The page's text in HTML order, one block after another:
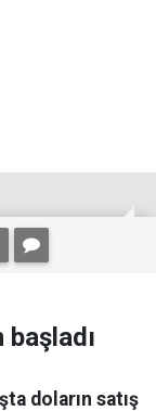
doların satış